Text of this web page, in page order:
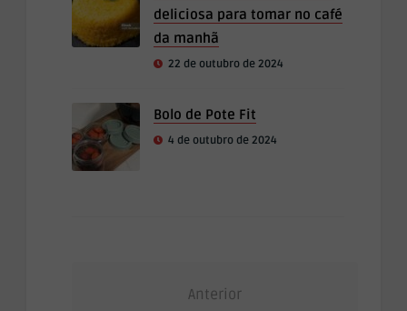
deliciosa para tomar no café
da manhã
22 de outubro de 2024
Bolo de Pote Fit
4 de outubro de 2024
Anterior